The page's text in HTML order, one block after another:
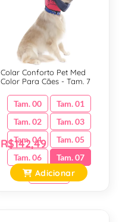
Colar Conforto Pet Med
Color Para Cães - Tam. 7
Tam. 00
Tam. 01
Tam. 02
Tam. 03
Tam. 04
Tam. 05
Tam. 06
Tam. 07
Tam. 08
R$142,49
Adicionar